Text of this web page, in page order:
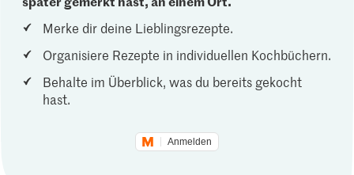
Merke dir deine Lieblingsrezepte.
Organisiere Rezepte in individuellen Kochbüchern.
Behalte im Überblick, was du bereits gekocht
hast.
Anmelden